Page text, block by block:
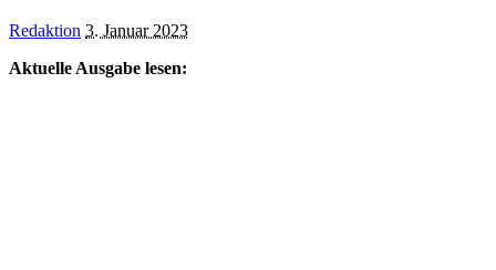
Posted
Redaktion 3. Januar 2023
Aktuelle Ausgabe lesen: